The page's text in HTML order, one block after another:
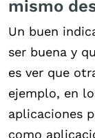
mismo
Un buen
ser buena y
es ver que
ejemplo, en
aplicaciones
como